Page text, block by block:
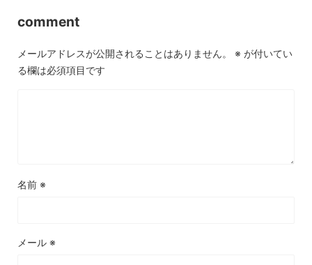
comment
メールアドレスが公開されることはありません。 ※ が付いてい
る欄は必須項目です
名前 ※
メール ※